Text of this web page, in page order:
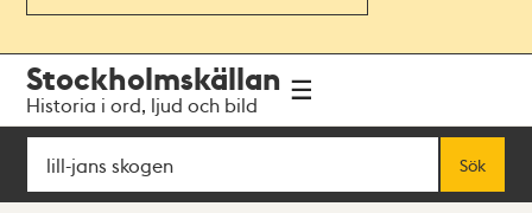
navigationen
huvudinnehållet
Stockholmskällan
Historia i ord, ljud och bild
Sök
Sök